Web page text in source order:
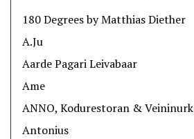
180 Degrees by Matthias Diether
A.Ju
Aarde Pagari Leivabaar
Ame
ANNO, Kodurestoran & Veininurk
Antonius